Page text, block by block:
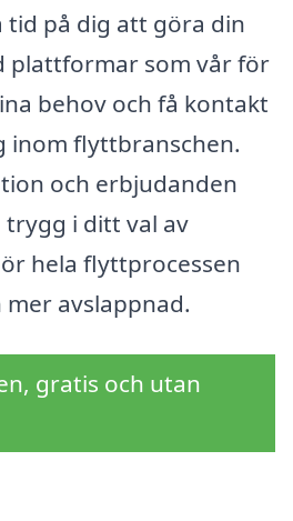
tid på dig att göra din
plattformar som vår för
behov och få kontakt
inom flyttbranschen.
och erbjudanden
trygg i ditt val av
hela flyttprocessen
avslappnad.
gratis och utan